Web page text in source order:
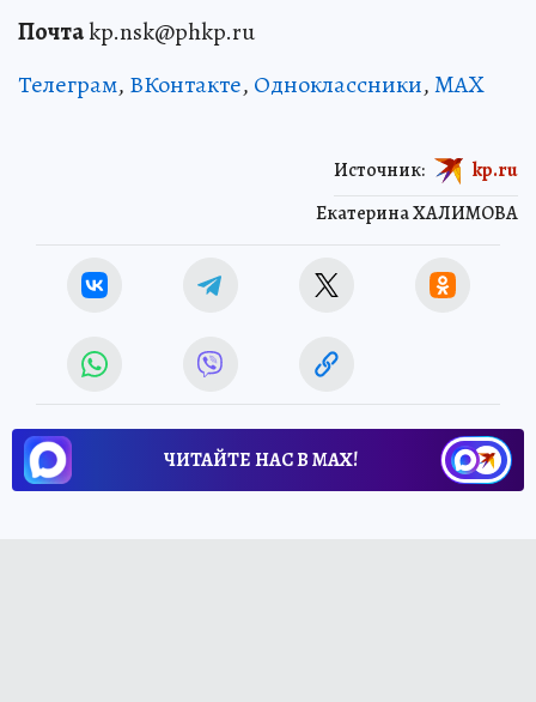
Почтаkp.nsk@phkp.ru
Телеграм, ВКонтакте, Одноклассники,MAX
Екатерина ХАЛИМОВА
Источник: kp.ru
ЧИТАЙТЕ НАС В МАХ!